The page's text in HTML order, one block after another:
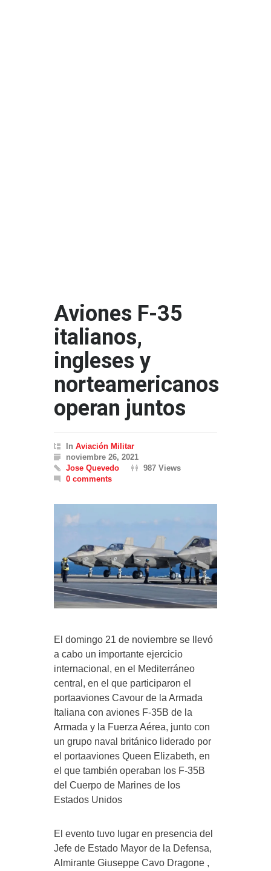
Aviones F-35
italianos,
ingleses y
norteamericanos
operan juntos
In Aviación Militar
noviembre 26, 2021
Jose Quevedo
987 Views
0 comments
El domingo 21 de noviembre se llevó
a cabo un importante ejercicio
internacional, en el Mediterráneo
central, en el que participaron el
portaaviones Cavour de la Armada
Italiana con aviones F-35B de la
Armada y la Fuerza Aérea, junto con
un grupo naval británico liderado por
el portaaviones Queen Elizabeth, en
el que también operaban los F-35B
del Cuerpo de Marines de los
Estados Unidos
El evento tuvo lugar en presencia del
Jefe de Estado Mayor de la Defensa,
Almirante Giuseppe Cavo Dragone ,